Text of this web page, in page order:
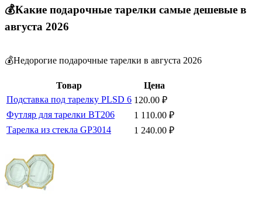
💰Какие подарочные тарелки самые дешевые в
августа 2026
💰Недорогие подарочные тарелки в августа 2026
Товар
Цена
Подставка под тарелку PLSD 6 120.00 ₽
Футляр для тарелки BT206
1 110.00 ₽
Тарелка из стекла GP3014
1 240.00 ₽